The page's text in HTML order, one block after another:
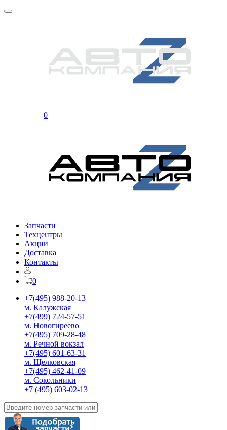
0
Запчасти
Техцентры
Акции
Доставка
Контакты
0
+7(495) 988-20-13
м. Калужская
+7(499) 724-57-51
м. Новогиреево
+7(495) 709-28-48
м. Речной вокзал
+7(495) 601-63-31
м. Щелковская
+7(495) 462-41-09
м. Сокольники
+7 (495) 603-02-13